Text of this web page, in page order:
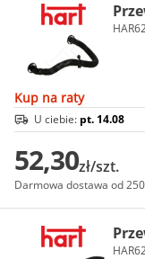
Kup na raty
U ciebie: pt. 14.08
52,30zł/szt.
Darmowa dostawa od 250